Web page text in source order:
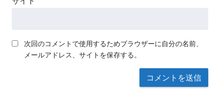
次回のコメントで使用するためブラウザーに自分の名前、
メールアドレス、サイトを保存する。